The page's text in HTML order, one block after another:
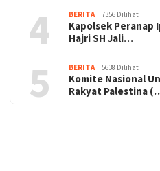
4 BERITA 7356 Dilihat
Kapolsek Peranap
Hajri SH Jali…
5 BERITA 5638 Dilihat
Komite Nasional
Rakyat Palestina